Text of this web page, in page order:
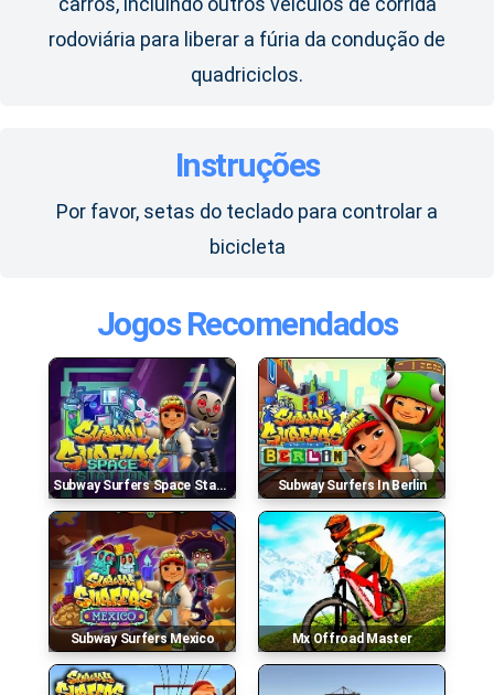
rodoviária para liberar a fúria da condução de
quadriciclos.
Instruções
Por favor, setas do teclado para controlar a
bicicleta
Jogos Recomendados
Subway Surfers Space Station Subway Surfers In Berlin
Subway Surfers Mexico Mx Offroad Master